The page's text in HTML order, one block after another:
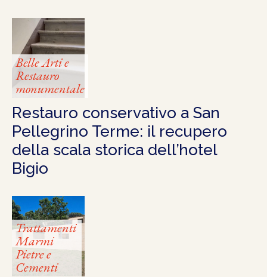
Belle Arti e
Restauro
monumentale
Restauro conservativo a San
Pellegrino Terme: il recupero
della scala storica dell’hotel
Bigio
Trattamenti
Marmi
Pietre e
Cementi